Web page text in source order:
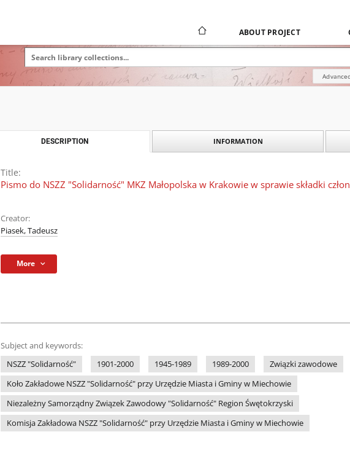
ABOUT PROJECT
DESCRIPTION INFORMATION
Title:
Pismo do NSZZ "Solidarność" MKZ Małopolska w Krakowie w sprawie składki
Creator:
Piasek, Tadeusz
More
Subject and keywords:
NSZZ "Solidarność"
1901-2000 1945-1989 1989-2000
Związki zawodowe
Koło Zakładowe NSZZ "Solidarność" przy Urzędzie Miasta i Gminy w Miechowie
Niezależny Samorządny Związek Zawodowy "Solidarność" Region Śwętokrzyski
Komisja Zakładowa NSZZ "Solidarność" przy Urzędzie Miasta i Gminy w Miechowie